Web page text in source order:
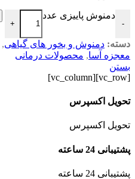
-
دمنوش پاییزی عدد
+
دسته: دمنوش و بخور های گیاهی,
معجزه آسا, محصولات درمانی
بستن
[vc_row][vc_column]
تحویل اکسپرس
تحویل اکسپرس
پشتیبانی 24 ساعته
پشتیبانی 24 ساعته